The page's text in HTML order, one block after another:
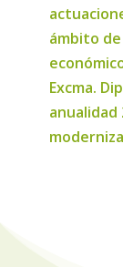
ámbito
Excma.
anualidad